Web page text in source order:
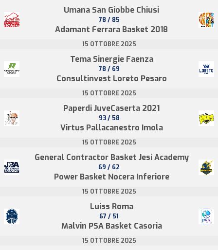
Umana San Giobbe Chiusi
78 / 85
Adamant Ferrara Basket 2018
15 OTTOBRE 2025
Tema Sinergie Faenza
78 / 69
Consultinvest Loreto Pesaro
15 OTTOBRE 2025
Paperdi JuveCaserta 2021
93 / 58
Virtus Pallacanestro Imola
15 OTTOBRE 2025
General Contractor Basket Jesi Academy
69 / 62
Power Basket Nocera Inferiore
15 OTTOBRE 2025
Luiss Roma
67 / 51
Malvin PSA Basket Casoria
15 OTTOBRE 2025